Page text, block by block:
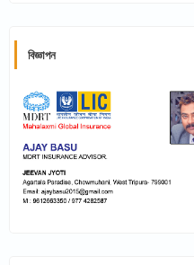
বিজ্ঞাপন